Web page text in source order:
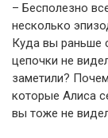
– Бесполезно
несколько
Куда вы раньше
цепочки не
заметили?
которые Алиса
вы тоже не